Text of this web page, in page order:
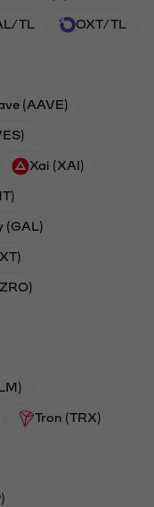
TL OXT/TL
(AAVE)
Xai (XAI)
(GAL)
Tron (TRX)